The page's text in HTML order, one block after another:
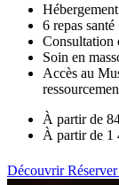
6 repas santé
Consultation
Soin en
Accès au
À partir de
À partir de 1
Découvrir Réserver